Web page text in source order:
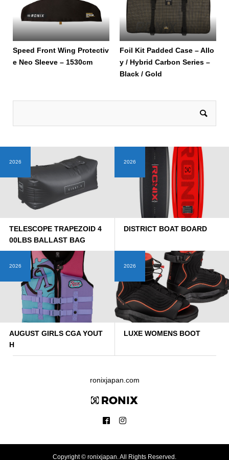
Speed Front Wing Protectiv
e Neo Sleeve – 1530cm
Foil Kit Padded Case – Allo
y / Hybrid Carbon Series –
Black / Gold
TELESCOPE TRAPEZOID 4
00LBS BALLAST BAG
2026
DISTRICT BOAT BOARD
2026
AUGUST GIRLS CGA YOUT
H
2026
LUXE WOMENS BOOT
2026
ronixjapan.com
Copyright © ronixjapan. All Rights Reserved.